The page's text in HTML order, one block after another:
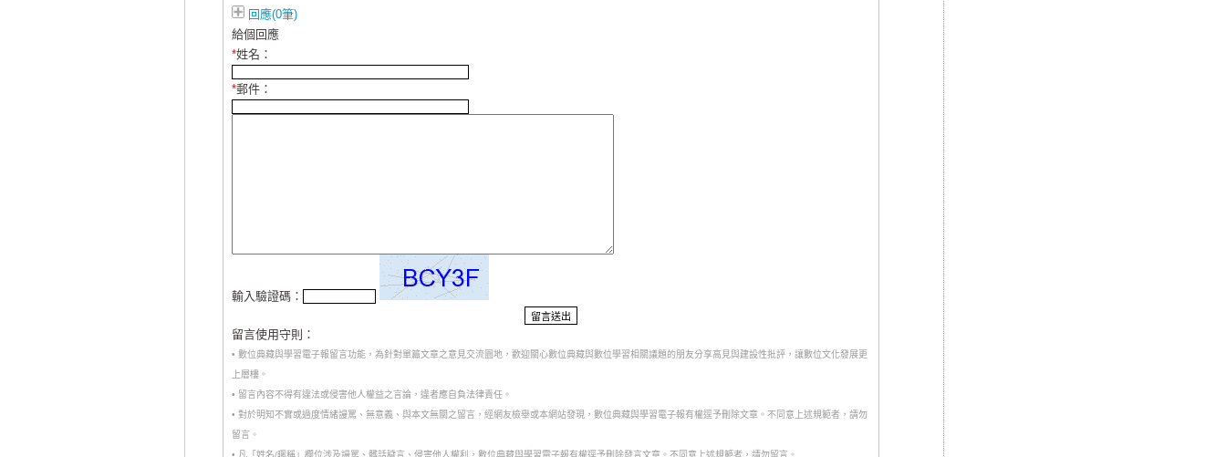
回應(0筆)
給個回應
*姓名：
*郵件：
輸入驗證碼：
留言使用守則：
• 數位典藏與學習電子報留言功能，為針對單篇文章之意見交流園地，歡迎關心數位典藏與數位學習相關議題的朋友分享高見與建設性批評，讓數位文化發展更
上層樓。
• 留言內容不得有違法或侵害他人權益之言論，違者應自負法律責任。
• 對於明知不實或過度情緒謾罵、無意義、與本文無關之留言，經網友檢舉或本網站發現，數位典藏與學習電子報有權逕予刪除文章。不同意上述規範者，請勿
留言。
• 凡「姓名/暱稱」欄位涉及謾罵、髒話穢言、侵害他人權利，數位典藏與學習電子報有權逕予刪除發言文章。不同意上述規範者，請勿留言。